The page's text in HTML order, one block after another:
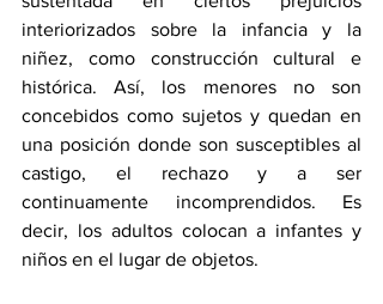
interiorizados sobre la infancia y la
niñez, como construcción cultural e
histórica. Así, los menores no son
concebidos como sujetos y quedan en
una posición donde son susceptibles al
castigo, el rechazo y a ser
continuamente incomprendidos. Es
decir, los adultos colocan a infantes y
niños en el lugar de objetos.